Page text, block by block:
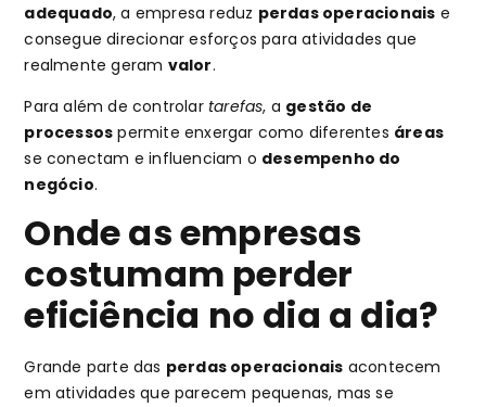
adequado, a empresa reduz perdas operacionais e
consegue direcionar esforços para atividades que
realmente geram valor.
Para além de controlar tarefas, a gestão de
processos permite enxergar como diferentes áreas
se conectam e influenciam o desempenho do
negócio.
Onde as empresas
costumam perder
eficiência no dia a dia?
Grande parte das perdas operacionais acontecem
em atividades que parecem pequenas, mas se